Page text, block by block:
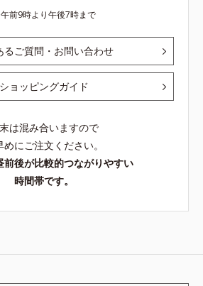
午前9時より午後7時まで
るご質問・お問い合わせ
ショッピングガイド
は混み合いますので
めにご注文ください。
前後が比較的つながりやすい
時間帯です。